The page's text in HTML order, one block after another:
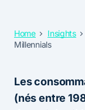
Home Insights
Millennials
Les
(nés entre